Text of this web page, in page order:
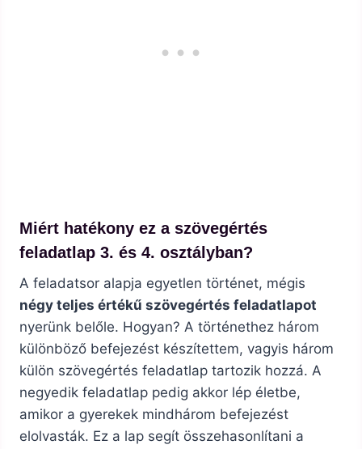
Miért hatékony ez a szövegértés
feladatlap 3. és 4. osztályban?
A feladatsor alapja egyetlen történet, mégis
négy teljes értékű szövegértés feladatlapot
nyerünk belőle. Hogyan? A történethez három
különböző befejezést készítettem, vagyis három
külön szövegértés feladatlap tartozik hozzá. A
negyedik feladatlap pedig akkor lép életbe,
amikor a gyerekek mindhárom befejezést
elolvasták. Ez a lap segít összehasonlítani a